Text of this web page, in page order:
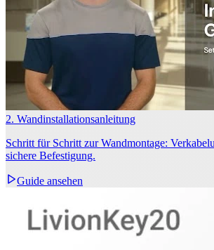
2. Wandinstallationsanleitung
Schritt für Schritt zur Wandmontage:
sichere Befestigung.
Guide ansehen